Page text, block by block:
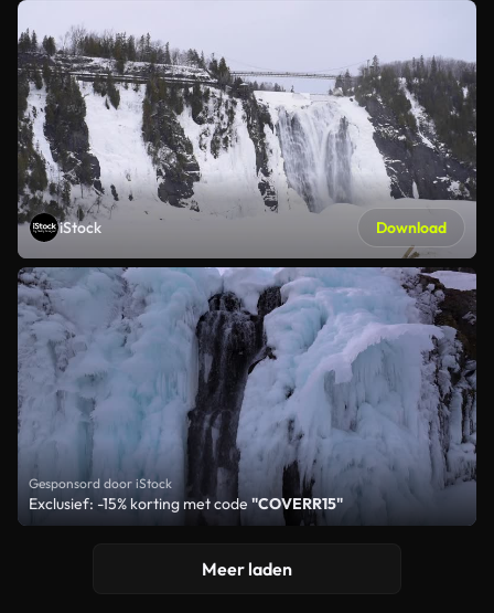
iStock Download
Gesponsord door iStock
Exclusief: -15% korting met code "COVERR15"
Meer laden